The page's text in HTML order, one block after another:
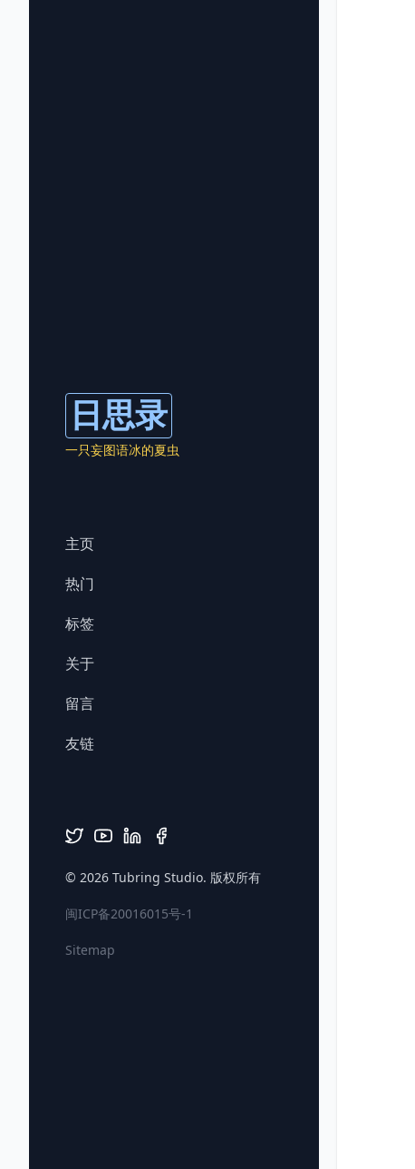
日思录
一只妄图语冰的夏虫
主页
热门
标签
关于
留言
友链
© 2026 Tubring Studio. 版权所有
闽ICP备20016015号-1
Sitemap